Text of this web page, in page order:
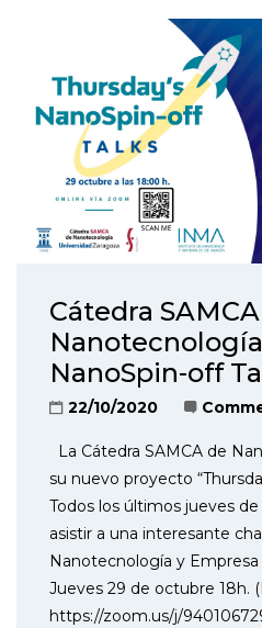
Cátedra
NanoSpin-off
22/10/2020
La Cátedra SAMCA de
su nuevo proyecto
Todos los últimos jueves
asistir a una interesante
Nanotecnología y
Jueves 29 de octubre 18h.
https://zoom.us/j/